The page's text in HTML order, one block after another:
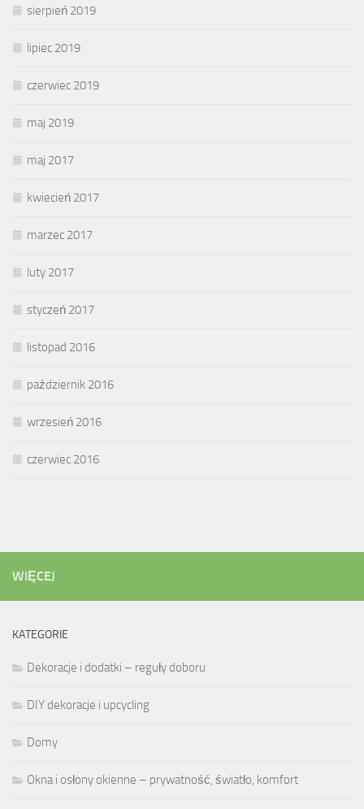
sierpień 2019
lipiec 2019
czerwiec 2019
maj 2019
maj 2017
kwiecień 2017
marzec 2017
luty 2017
styczeń 2017
listopad 2016
październik 2016
wrzesień 2016
czerwiec 2016
WIĘCEJ
KATEGORIE
Dekoracje i dodatki – reguły doboru
DIY dekoracje i upcycling
Domy
Okna i osłony okienne – prywatność, światło, komfort